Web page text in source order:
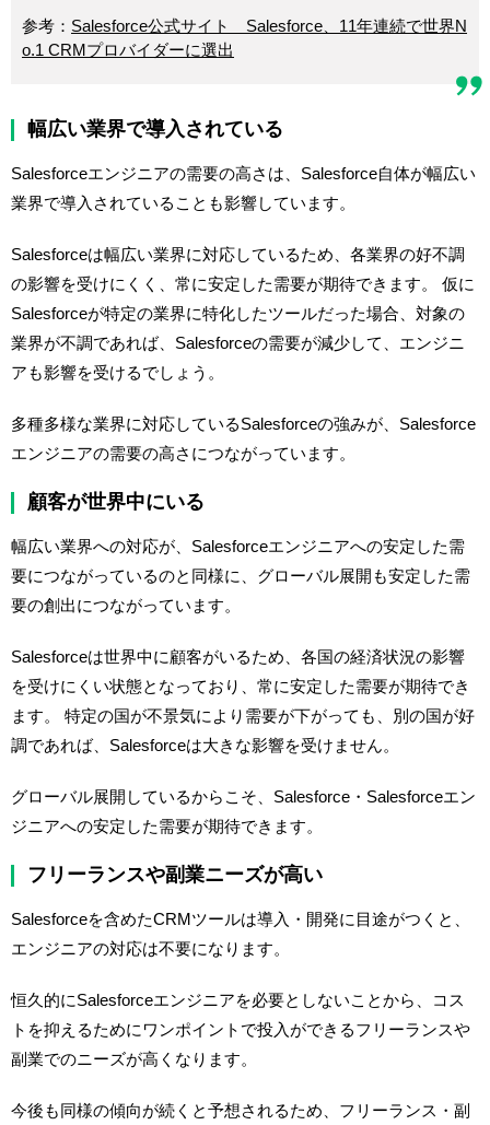
参考： Salesforce公式サイト Salesforce、11年連続で世界N
o.1 CRMプロバイダーに選出
幅広い業界で導入されている
Salesforceエンジニアの需要の高さは、Salesforce自体が幅広い
業界で導入されていることも影響しています。
Salesforceは幅広い業界に対応しているため、各業界の好不調
の影響を受けにくく、常に安定した需要が期待できます。 仮に
Salesforceが特定の業界に特化したツールだった場合、対象の
業界が不調であれば、Salesforceの需要が減少して、エンジニ
アも影響を受けるでしょう。
多種多様な業界に対応しているSalesforceの強みが、Salesforce
エンジニアの需要の高さにつながっています。
顧客が世界中にいる
幅広い業界への対応が、Salesforceエンジニアへの安定した需
要につながっているのと同様に、グローバル展開も安定した需
要の創出につながっています。
Salesforceは世界中に顧客がいるため、各国の経済状況の影響
を受けにくい状態となっており、常に安定した需要が期待でき
ます。 特定の国が不景気により需要が下がっても、別の国が好
調であれば、Salesforceは大きな影響を受けません。
グローバル展開しているからこそ、Salesforce・Salesforceエン
ジニアへの安定した需要が期待できます。
フリーランスや副業ニーズが高い
Salesforceを含めたCRMツールは導入・開発に目途がつくと、
エンジニアの対応は不要になります。
恒久的にSalesforceエンジニアを必要としないことから、コス
トを抑えるためにワンポイントで投入ができるフリーランスや
副業でのニーズが高くなります。
今後も同様の傾向が続くと予想されるため、フリーランス・副